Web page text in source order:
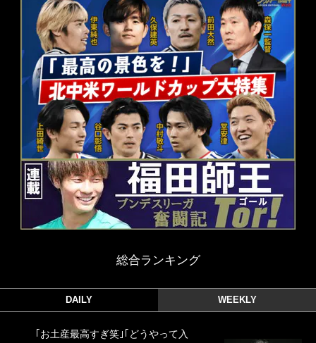
総合ランキング
DAILY WEEKLY
｢お土産最高すぎ笑｣｢どうやって入